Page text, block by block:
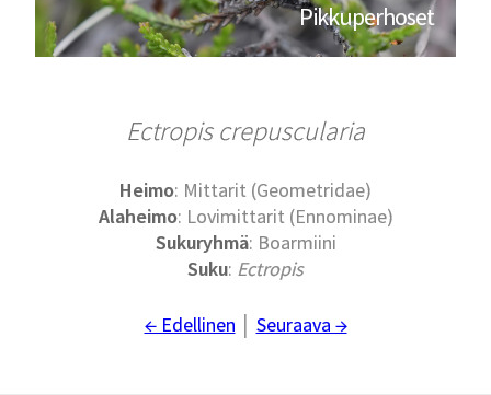
Pikkuperhoset
Ectropis crepuscularia
Heimo: Mittarit (Geometridae)
Alaheimo: Lovimittarit (Ennominae)
Sukuryhmä: Boarmiini
Suku: Ectropis
← Edellinen Seuraava →